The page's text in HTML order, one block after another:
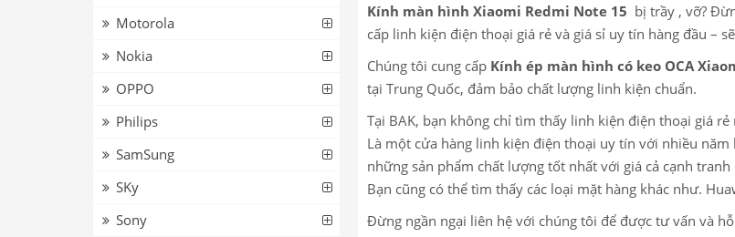
Kính màn hình Xiaomi Redmi Note 15 bị trầy , vỡ?
cấp linh kiện điện thoại giá rẻ và giá sỉ uy tín hàng đầu –
Chúng tôi cung cấp Kính ép màn hình có keo OCA
tại Trung Quốc, đảm bảo chất lượng linh kiện chuẩn.
Tại BAK, bạn không chỉ tìm thấy linh kiện điện thoại giá
Là một cửa hàng linh kiện điện thoại uy tín với nhiều
những sản phẩm chất lượng tốt nhất với giá cả cạnh
Bạn cũng có thể tìm thấy các loại mặt hàng khác như.
Đừng ngần ngại liên hệ với chúng tôi để được tư vấn và
Motorola
Nokia
OPPO
Philips
SamSung
SKy
Sony